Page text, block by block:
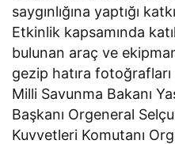
saygınlığına yaptığı
Etkinlik kapsamında
bulunan araç ve
gezip hatıra fotoğrafları
Milli Savunma Bakanı
Başkanı Orgeneral
Kuvvetleri Komutanı